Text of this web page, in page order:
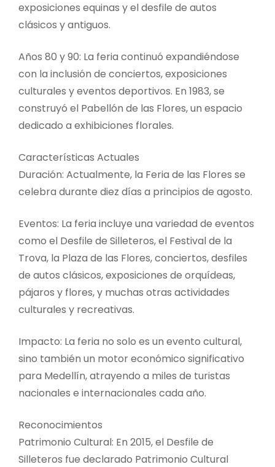
exposiciones equinas y el desfile de autos
clásicos y antiguos.
Años 80 y 90: La feria continuó expandiéndose
con la inclusión de conciertos, exposiciones
culturales y eventos deportivos. En 1983, se
construyó el Pabellón de las Flores, un espacio
dedicado a exhibiciones florales.
Características Actuales
Duración: Actualmente, la Feria de las Flores se
celebra durante diez días a principios de agosto.
Eventos: La feria incluye una variedad de eventos
como el Desfile de Silleteros, el Festival de la
Trova, la Plaza de las Flores, conciertos, desfiles
de autos clásicos, exposiciones de orquídeas,
pájaros y flores, y muchas otras actividades
culturales y recreativas.
Impacto: La feria no solo es un evento cultural,
sino también un motor económico significativo
para Medellín, atrayendo a miles de turistas
nacionales e internacionales cada año.
Reconocimientos
Patrimonio Cultural: En 2015, el Desfile de
Silleteros fue declarado Patrimonio Cultural